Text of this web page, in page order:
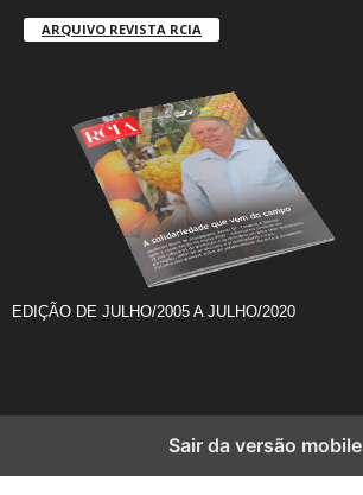
ARQUIVO REVISTA RCIA
EDIÇÃO DE JULHO/2005 A JULHO/2020
Sair da versão mobile